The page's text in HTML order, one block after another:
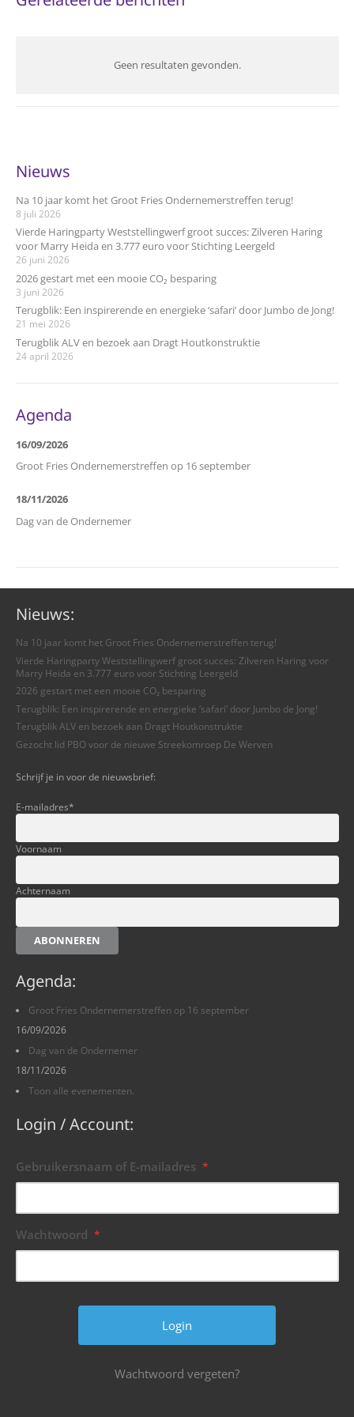
Geen resultaten gevonden.
Nieuws
Na 10 jaar komt het Groot Fries Ondernemerstreffen terug!
8 juli 2026
Vierde Haringparty Weststellingwerf groot succes: Zilveren Haring
voor Marry Heida en 3.777 euro voor Stichting Leergeld
26 juni 2026
2026 gestart met een mooie CO₂ besparing
3 juni 2026
Terugblik: Een inspirerende en energieke ‘safari’ door Jumbo de Jong!
21 mei 2026
Terugblik ALV en bezoek aan Dragt Houtkonstruktie
24 april 2026
Agenda
16/09/2026
Groot Fries Ondernemerstreffen op 16 september
18/11/2026
Dag van de Ondernemer
Nieuws:
Na 10 jaar komt het Groot Fries Ondernemerstreffen terug!
Vierde Haringparty Weststellingwerf groot succes: Zilveren Haring voor
Marry Heida en 3.777 euro voor Stichting Leergeld
2026 gestart met een mooie CO₂ besparing
Terugblik: Een inspirerende en energieke ‘safari’ door Jumbo de Jong!
Terugblik ALV en bezoek aan Dragt Houtkonstruktie
Gezocht lid PBO voor de nieuwe Streekomroep De Werven
Schrijf je in voor de nieuwsbrief:
E-mailadres*
Voornaam
Achternaam
ABONNEREN
Agenda:
Groot Fries Ondernemerstreffen op 16 september
16/09/2026
Dag van de Ondernemer
18/11/2026
Toon alle evenementen.
Login / Account:
Gebruikersnaam of E-mailadres *
Wachtwoord *
Wachtwoord vergeten?